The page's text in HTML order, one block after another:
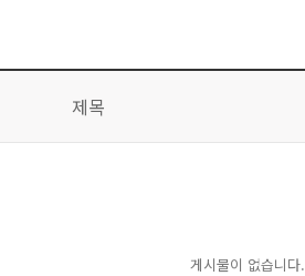
제목
게시물이 없습니다.